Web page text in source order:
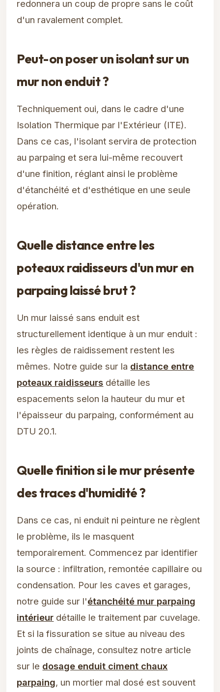
redonnera un coup de propre sans le coût
d'un ravalement complet.
Peut-on poser un isolant sur un
mur non enduit ?
Techniquement oui, dans le cadre d'une
Isolation Thermique par l'Extérieur (ITE).
Dans ce cas, l'isolant servira de protection
au parpaing et sera lui-même recouvert
d'une finition, réglant ainsi le problème
d'étanchéité et d'esthétique en une seule
opération.
Quelle distance entre les
poteaux raidisseurs d'un mur en
parpaing laissé brut ?
Un mur laissé sans enduit est
structurellement identique à un mur enduit :
les règles de raidissement restent les
mêmes. Notre guide sur la distance entre
poteaux raidisseurs détaille les
espacements selon la hauteur du mur et
l'épaisseur du parpaing, conformément au
DTU 20.1.
Quelle finition si le mur présente
des traces d'humidité ?
Dans ce cas, ni enduit ni peinture ne règlent
le problème, ils le masquent
temporairement. Commencez par identifier
la source : infiltration, remontée capillaire ou
condensation. Pour les caves et garages,
notre guide sur l'étanchéité mur parpaing
intérieur détaille le traitement par cuvelage.
Et si la fissuration se situe au niveau des
joints de chaînage, consultez notre article
sur le dosage enduit ciment chaux
parpaing, un mortier mal dosé est souvent